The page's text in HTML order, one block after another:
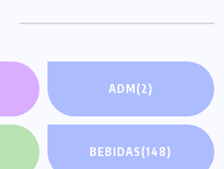
ADM(2)
BEBIDAS(148)